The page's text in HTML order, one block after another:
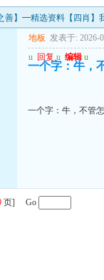
善】━精选资料【四肖】
地板 发表于: 2026-
u 回复 u 编辑 u
一个字：牛，
一个字：牛，不管
页] Go